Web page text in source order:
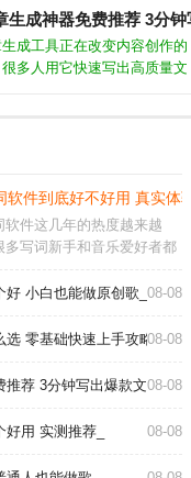
人开始借助AI写稿、润色、甚
生产内容。但很多人仍困惑：
来的文章会不会太机械？如何
生成神器免费推荐 3分钟
成工具正在改变内容创作的
多人用它快速写出高质量文
软件到底好不好用 真实体
软件这几年的热度越来越
多写词新手和音乐爱好者都
体验来看，它确实能帮我们
人心的句子，还得靠人工打
小白也能做原创歌_ 08-08
选 零基础快速上手攻略_08-08
推荐 3分钟写出爆款文章_
08-08
用 实测推荐_ 08-08